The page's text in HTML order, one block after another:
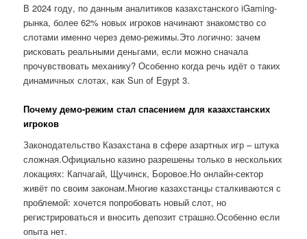
В 2024 году, по данным аналитиков казахстанского iGaming-
рынка, более 62% новых игроков начинают знакомство со
слотами именно через демо-режимы.Это логично: зачем
рисковать реальными деньгами, если можно сначала
прочувствовать механику? Особенно когда речь идёт о таких
динамичных слотах, как Sun of Egypt 3.
Почему демо-режим стал спасением для казахстанских
игроков
Законодательство Казахстана в сфере азартных игр – штука
сложная.Официально казино разрешены только в нескольких
локациях: Капчагай, Щучинск, Боровое.Но онлайн-сектор
живёт по своим законам.Многие казахстанцы сталкиваются с
проблемой: хочется попробовать новый слот, но
регистрироваться и вносить депозит страшно.Особенно если
опыта нет.